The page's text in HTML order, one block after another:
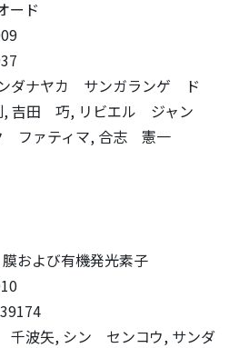
ード
ダナヤカ サンガランゲ ド
吉田 巧, リビエル ジャン
ファティマ, 合志 憲一
および有機発光素子
波矢, シン センコウ, サンダ